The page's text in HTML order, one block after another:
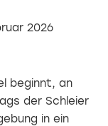
2026
beginnt, an
der Schleier
in ein